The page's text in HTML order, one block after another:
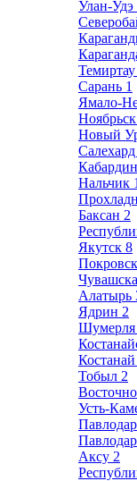
Улан-Удэ
Темиртау
Сарань 1
Ямало-
Ноябрьск
Новый
Салехард
Нальчик
Баксан 2
Якутск 8
Покровск
Алатырь
Ядрин 2
Шумерля
Костанай
Тобыл 2
Усть-
Павлодар
Аксу 2